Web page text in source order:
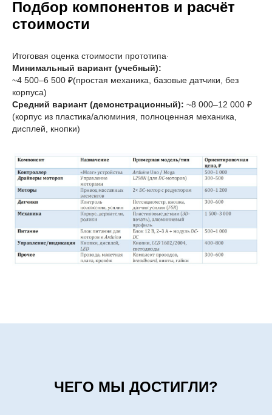
Подбор компонентов и расчёт
стоимости
Итоговая оценка стоимости прототипа·
Минимальный вариант (учебный):
~4 500–6 500 ₽(простая механика, базовые датчики, без
корпуса)
Средний вариант (демонстрационный): ~8 000–12 000 ₽
(корпус из пластика/алюминия, полноценная механика,
дисплей, кнопки)
ЧЕГО МЫ ДОСТИГЛИ?